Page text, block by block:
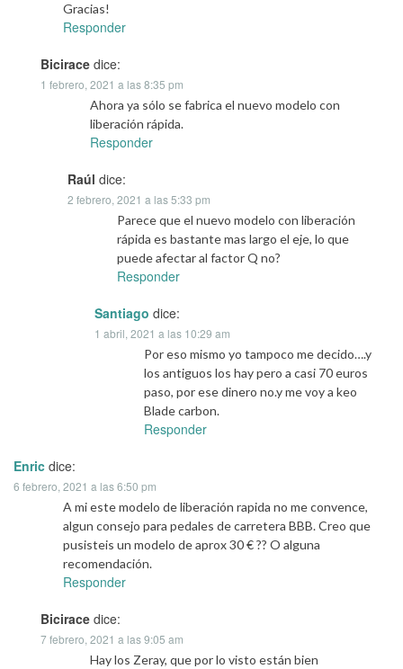
Gracias!
Responder
Bicirace dice:
1 febrero, 2021 a las 8:35 pm
Ahora ya sólo se fabrica el nuevo modelo con
liberación rápida.
Responder
Raúl dice:
2 febrero, 2021 a las 5:33 pm
Parece que el nuevo modelo con liberación
rápida es bastante mas largo el eje, lo que
puede afectar al factor Q no?
Responder
Santiago dice:
1 abril, 2021 a las 10:29 am
Por eso mismo yo tampoco me decido….y
los antiguos los hay pero a casi 70 euros
paso, por ese dinero no.y me voy a keo
Blade carbon.
Responder
Enric dice:
6 febrero, 2021 a las 6:50 pm
A mi este modelo de liberación rapida no me convence,
algun consejo para pedales de carretera BBB. Creo que
pusisteis un modelo de aprox 30 € ?? O alguna
recomendación.
Responder
Bicirace dice:
7 febrero, 2021 a las 9:05 am
Hay los Zeray, que por lo visto están bien